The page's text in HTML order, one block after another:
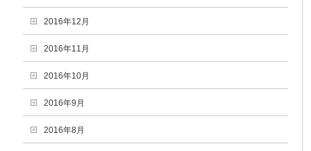
2016年12月
2016年11月
2016年10月
2016年9月
2016年8月